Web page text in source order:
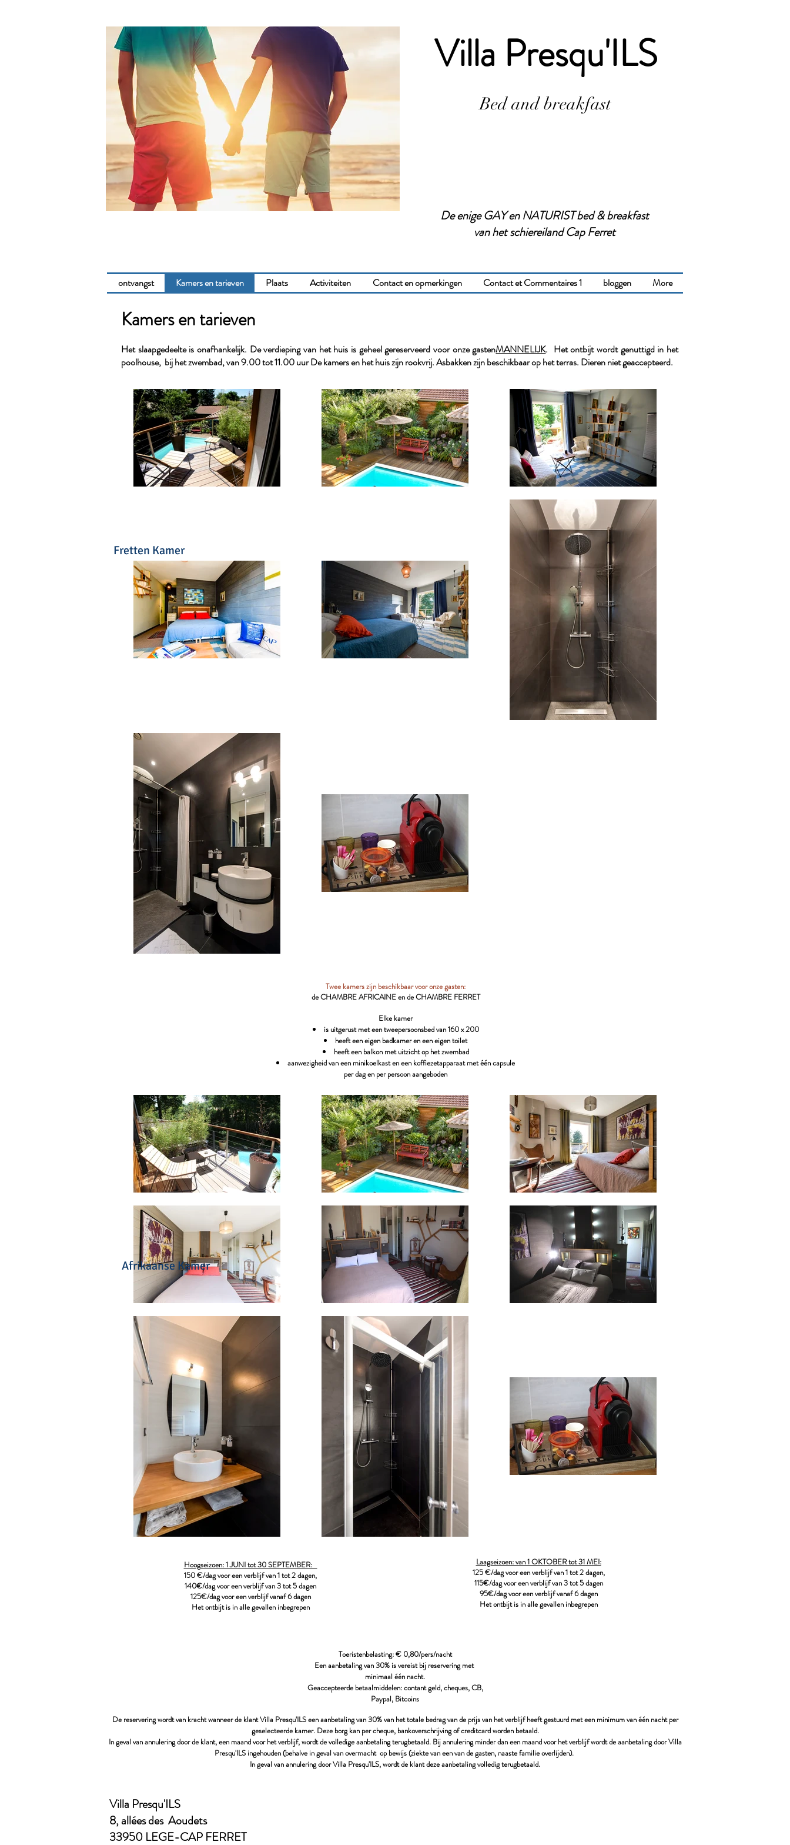
Villa Presqu'ILS
Bed and breakfast
De enige GAY en NATURIST bed & breakfast
van het schiereiland Cap Ferret
ontvangst Kamers en tarieven Plaats Activiteiten Contact en opmerkingen Contact et Commentaires 1 bloggen More
Kamers en tarieven
Het slaapgedeelte is onafhankelijk. De verdieping van het huis is geheel gereserveerd voor onze gastenMANNELIJK. Het ontbijt wordt genuttigd in het
poolhouse, bij het zwembad, van 9.00 tot 11.00 uur De kamers en het huis zijn rookvrij. Asbakken zijn beschikbaar op het terras. Dieren niet geaccepteerd.
Fretten Kamer
Twee kamers zijn beschikbaar voor onze gasten:
de CHAMBRE AFRICAINE en de CHAMBRE FERRET
Elke kamer
is uitgerust met een tweepersoonsbed van 160 x 200
heeft een eigen badkamer en een eigen toilet
heeft een balkon met uitzicht op het zwembad
aanwezigheid van een minikoelkast en een koffiezetapparaat met één capsule
per dag en per persoon aangeboden
Afrikaanse Kamer
Hoogseizoen: 1 JUNI tot 30 SEPTEMBER:
150 €/dag voor een verblijf van 1 tot 2 dagen,
140€/dag voor een verblijf van 3 tot 5 dagen
125€/dag voor een verblijf vanaf 6 dagen
Het ontbijt is in alle gevallen inbegrepen
Laagseizoen: van 1 OKTOBER tot 31 MEI:
125 €/dag voor een verblijf van 1 tot 2 dagen,
115€/dag voor een verblijf van 3 tot 5 dagen
95€/dag voor een verblijf vanaf 6 dagen
Het ontbijt is in alle gevallen inbegrepen
De reservering wordt van kracht wanneer de klant Villa Presqu'ILS een aanbetaling van 30% van het totale bedrag van de prijs van het verblijf heeft gestuurd met een minimum van één nacht per
geselecteerde kamer. Deze borg kan per cheque, bankoverschrijving of creditcard worden betaald.
In geval van annulering door de klant, een maand voor het verblijf, wordt de volledige aanbetaling terugbetaald. Bij annulering minder dan een maand voor het verblijf wordt de aanbetaling door Villa
Presqu'ILS ingehouden (behalve in geval van overmacht op bewijs (ziekte van een van de gasten, naaste familie overlijden).
In geval van annulering door Villa Presqu'ILS, wordt de klant deze aanbetaling volledig terugbetaald.
Toeristenbelasting: € 0,80/pers/nacht
Een aanbetaling van 30% is vereist bij reserveringmet
minimaal één nacht.
Geaccepteerde betaalmiddelen: contant geld, cheques, CB,
Paypal, Bitcoins
Villa Presqu'ILS
8, allées des Aoudets
33950 LEGE-CAP FERRET